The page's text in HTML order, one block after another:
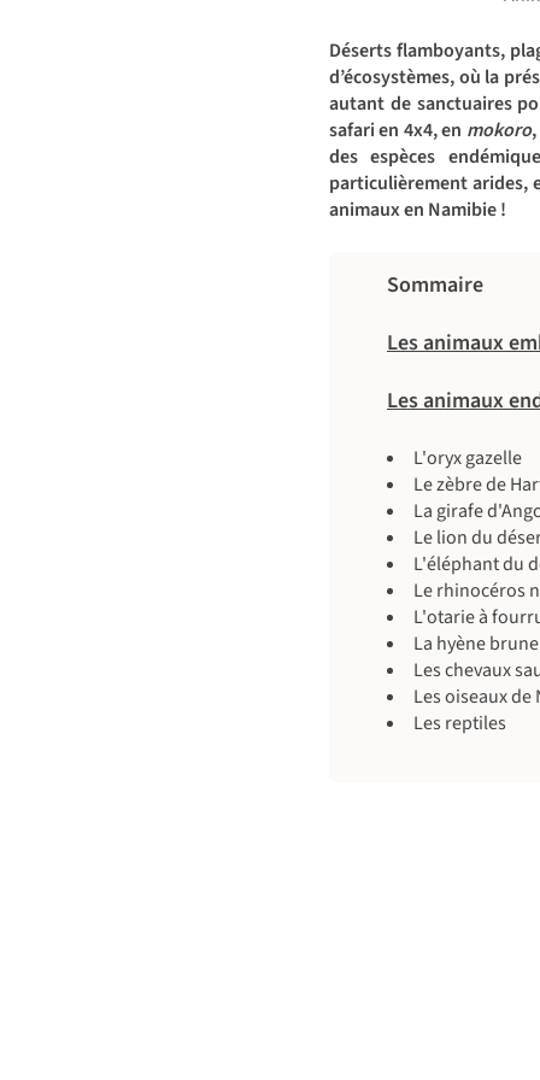
Déserts flamboyants,
d’écosystèmes, où la
autant de sanctuaires
safari en 4x4, en mokoro
des espèces
particulièrement arides,
animaux en Namibie !
Sommaire
Les animaux
Les animaux
L'oryx gazelle
Le zèbre de
La girafe
Le lion du
L'éléphant du
Le rhinocéros
L'otarie à
La hyène brune
Les chevaux
Les oiseaux de
Les reptiles